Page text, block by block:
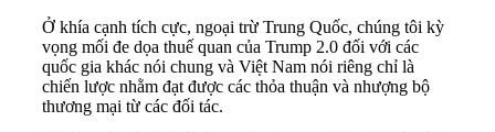
Ở khía cạnh tích cực, ngoại trừ Trung Quốc, chúng tôi kỳ
vọng mối đe dọa thuế quan của Trump 2.0 đối với các
quốc gia khác nói chung và Việt Nam nói riêng chỉ là
chiến lược nhằm đạt được các thỏa thuận và nhượng bộ
thương mại từ các đối tác.